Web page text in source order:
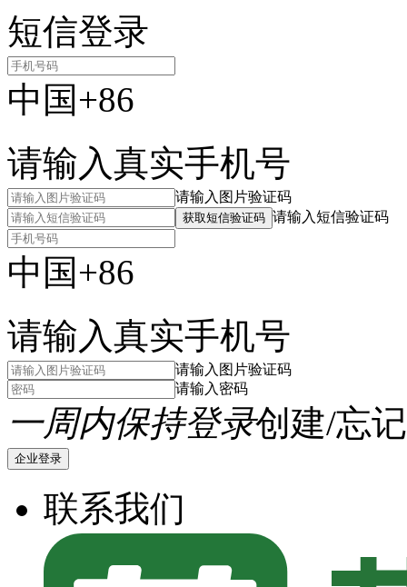
短信登录
中国+86
请输入真实手机号
请输入图片验证码
获取短信验证码 请输入短信验证码
中国+86
请输入真实手机号
请输入图片验证码
请输入密码
一周内保持登录创建/忘
企业登录
联系我们